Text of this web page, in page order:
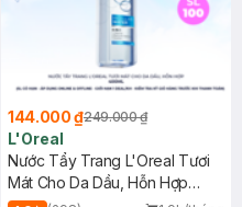
144.000 ₫249.000 ₫
L'Oreal
Nước Tẩy Trang L'Oreal Tươi
Mát Cho Da Dầu, Hỗn Hợp